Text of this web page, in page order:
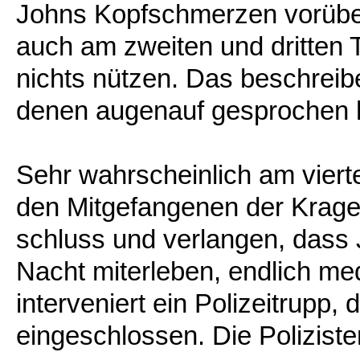
Johns Kopfschmerzen
auch am zweiten und dritten
nichts nützen. Das
denen augenauf gesprochen
Sehr wahrscheinlich am
den Mitgefangenen der
schluss und verlangen,
Nacht miterleben, endlich
interveniert ein Polizeitrupp,
eingeschlossen. Die